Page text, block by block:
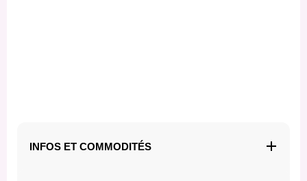
INFOS ET COMMODITÉS